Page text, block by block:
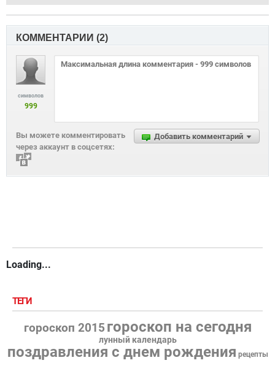
КОММЕНТАРИИ (2)
символов
999
Добавить комментарий
Вы можете комментировать
через аккаунт в соцсетях:
Loading...
ТЕГИ
гороскоп 2015 гороскоп на сегодня
лунный календарь
поздравления с днем рождения рецепты